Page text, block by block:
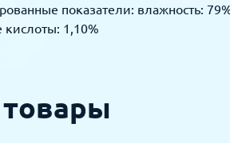
показатели: влажность:
1,10%